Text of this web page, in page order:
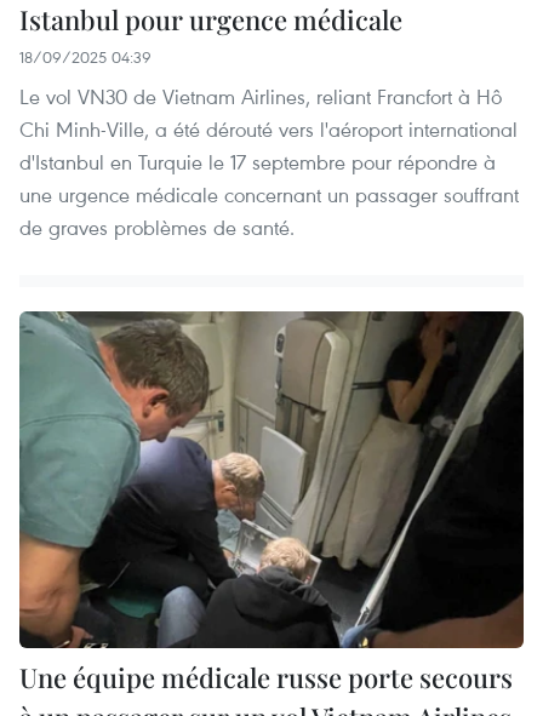
Istanbul pour urgence médicale
18/09/2025 04:39
Le vol VN30 de Vietnam Airlines, reliant Francfort à Hô
Chi Minh-Ville, a été dérouté vers l'aéroport international
d'Istanbul en Turquie le 17 septembre pour répondre à
une urgence médicale concernant un passager souffrant
de graves problèmes de santé.
Une équipe médicale russe porte secours